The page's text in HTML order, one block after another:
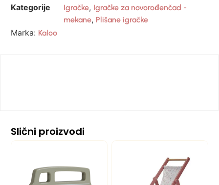
Kategorije
Igračke, Igračke za novorođenčad -
mekane, Plišane igračke
Marka: Kaloo
Slični proizvodi